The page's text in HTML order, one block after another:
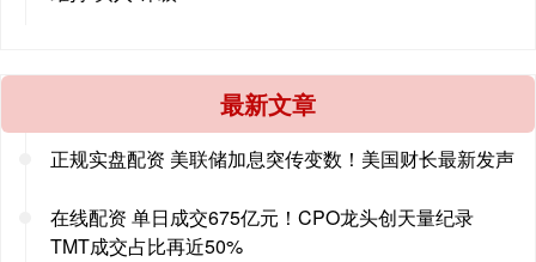
最新文章
正规实盘配资 美联储加息突传变数！美国财长最新发声
在线配资 单日成交675亿元！CPO龙头创天量纪录
TMT成交占比再近50%